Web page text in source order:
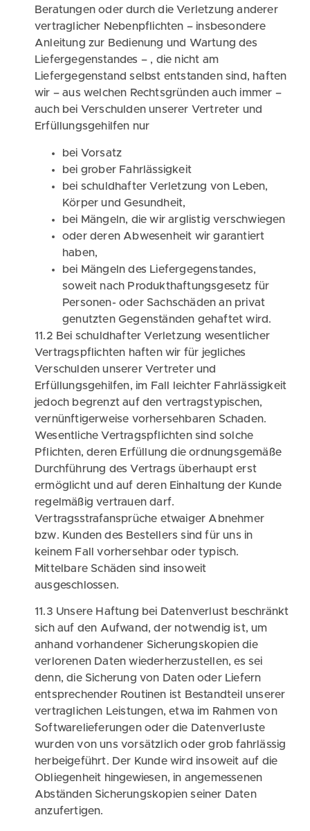
Beratungen oder durch die Verletzung anderer
vertraglicher Nebenpflichten – insbesondere
Anleitung zur Bedienung und Wartung des
Liefergegenstandes – , die nicht am
Liefergegenstand selbst entstanden sind, haften
wir – aus welchen Rechtsgründen auch immer –
auch bei Verschulden unserer Vertreter und
Erfüllungsgehilfen nur
bei Vorsatz
bei grober Fahrlässigkeit
bei schuldhafter Verletzung von Leben,
Körper und Gesundheit,
bei Mängeln, die wir arglistig verschwiegen
oder deren Abwesenheit wir garantiert
haben,
bei Mängeln des Liefergegenstandes,
soweit nach Produkthaftungsgesetz für
Personen- oder Sachschäden an privat
genutzten Gegenständen gehaftet wird.
11.2 Bei schuldhafter Verletzung wesentlicher
Vertragspflichten haften wir für jegliches
Verschulden unserer Vertreter und
Erfüllungsgehilfen, im Fall leichter Fahrlässigkeit
jedoch begrenzt auf den vertragstypischen,
vernünftigerweise vorhersehbaren Schaden.
Wesentliche Vertragspflichten sind solche
Pflichten, deren Erfüllung die ordnungsgemäße
Durchführung des Vertrags überhaupt erst
ermöglicht und auf deren Einhaltung der Kunde
regelmäßig vertrauen darf.
Vertragsstrafansprüche etwaiger Abnehmer
bzw. Kunden des Bestellers sind für uns in
keinem Fall vorhersehbar oder typisch.
Mittelbare Schäden sind insoweit
ausgeschlossen.
11.3 Unsere Haftung bei Datenverlust beschränkt
sich auf den Aufwand, der notwendig ist, um
anhand vorhandener Sicherungskopien die
verlorenen Daten wiederherzustellen, es sei
denn, die Sicherung von Daten oder Liefern
entsprechender Routinen ist Bestandteil unserer
vertraglichen Leistungen, etwa im Rahmen von
Softwarelieferungen oder die Datenverluste
wurden von uns vorsätzlich oder grob fahrlässig
herbeigeführt. Der Kunde wird insoweit auf die
Obliegenheit hingewiesen, in angemessenen
Abständen Sicherungskopien seiner Daten
anzufertigen.